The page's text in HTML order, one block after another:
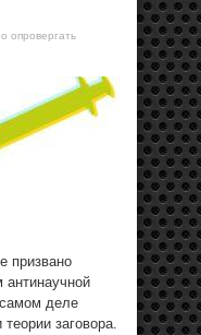
опровергать
призвано
антинаучной
самом деле
заговора.